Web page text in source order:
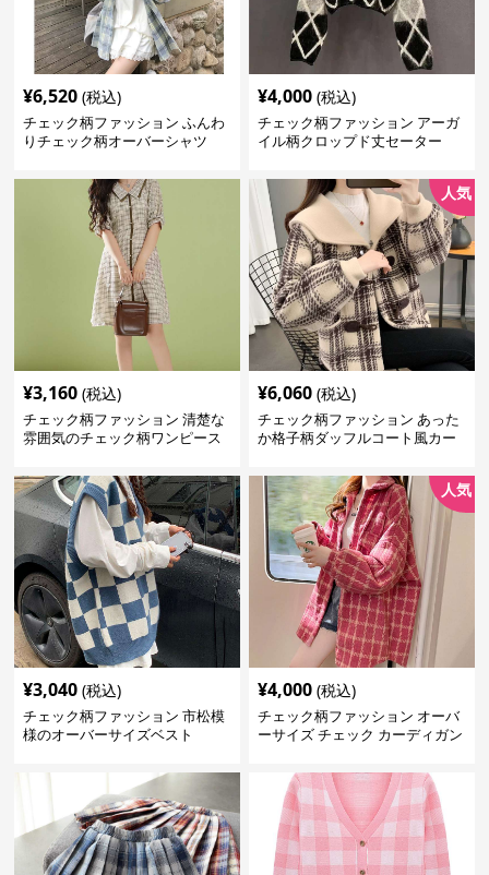
¥6,520 (税込)
チェック柄ファッション ふんわ
りチェック柄オーバーシャツ
¥4,000 (税込)
チェック柄ファッション アーガ
イル柄クロップド丈セーター
¥3,160 (税込)
チェック柄ファッション 清楚な
雰囲気のチェック柄ワンピース
人気
¥6,060 (税込)
チェック柄ファッション あった
か格子柄ダッフルコート風カー
¥3,040 (税込)
チェック柄ファッション 市松模
様のオーバーサイズベスト
人気
¥4,000 (税込)
チェック柄ファッション オーバ
ーサイズ チェック カーディガン